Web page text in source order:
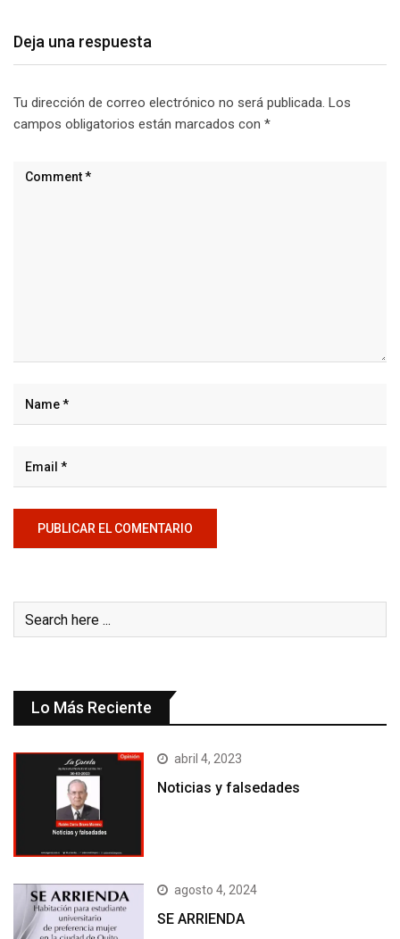
Deja una respuesta
Tu dirección de correo electrónico no será publicada. Los
campos obligatorios están marcados con *
Lo Más Reciente
abril 4, 2023
Noticias y falsedades
agosto 4, 2024
SE ARRIENDA